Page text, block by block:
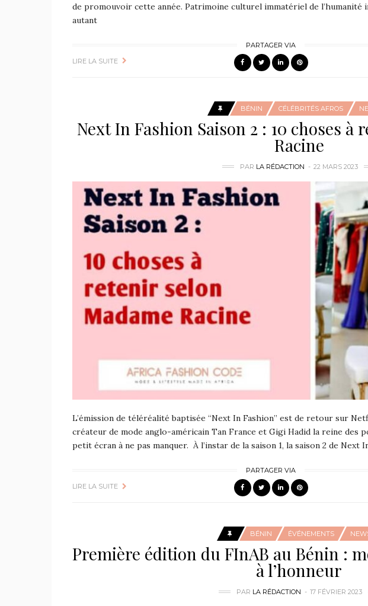
de promouvoir cette année. Patrimoine culturel immatériel de l’humanité
autant
LIRE LA SUITE
PARTAGER VIA
BÉNIN CÉLÉBRITÉS AFROS
Next In Fashion Saison 2 : 10 choses à
Racine
PAR LA RÉDACTION 22 MARS 2023
L’émission de téléréalité baptisée “Next In Fashion” est de retour sur
créateur de mode anglo-américain Tan France et Gigi Hadid la reine des
petit écran à ne pas manquer. À l’instar de la saison 1, la saison 2 de Next
LIRE LA SUITE
PARTAGER VIA
BÉNIN ÉVÉNEMENTS
Première édition du FInAB au Bénin :
à l’honneur
PAR LA RÉDACTION 17 FÉVRIER 2023